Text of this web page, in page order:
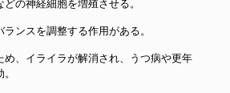
の神経細胞を増殖させる。
ンスを調整する作用がある。
め、イライラが解消され、うつ病や更年